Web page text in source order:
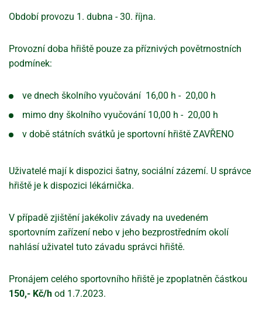
Období provozu 1. dubna - 30. října.
Provozní doba hřiště pouze za příznivých povětrnostních
podmínek:
ve dnech školního vyučování 16,00 h - 20,00 h
mimo dny školního vyučování 10,00 h - 20,00 h
v době státních svátků je sportovní hřiště ZAVŘENO
Uživatelé mají k dispozici šatny, sociální zázemí. U správce
hřiště je k dispozici lékárnička.
V případě zjištění jakékoliv závady na uvedeném
sportovním zařízení nebo v jeho bezprostředním okolí
nahlásí uživatel tuto závadu správci hřiště.
Pronájem celého sportovního hřiště je zpoplatněn částkou
150,- Kč/h od 1.7.2023.